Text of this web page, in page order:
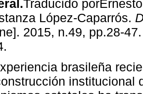
Traducido
López-Caparrós.
2015, n.49, pp.28-
brasileña
institucional